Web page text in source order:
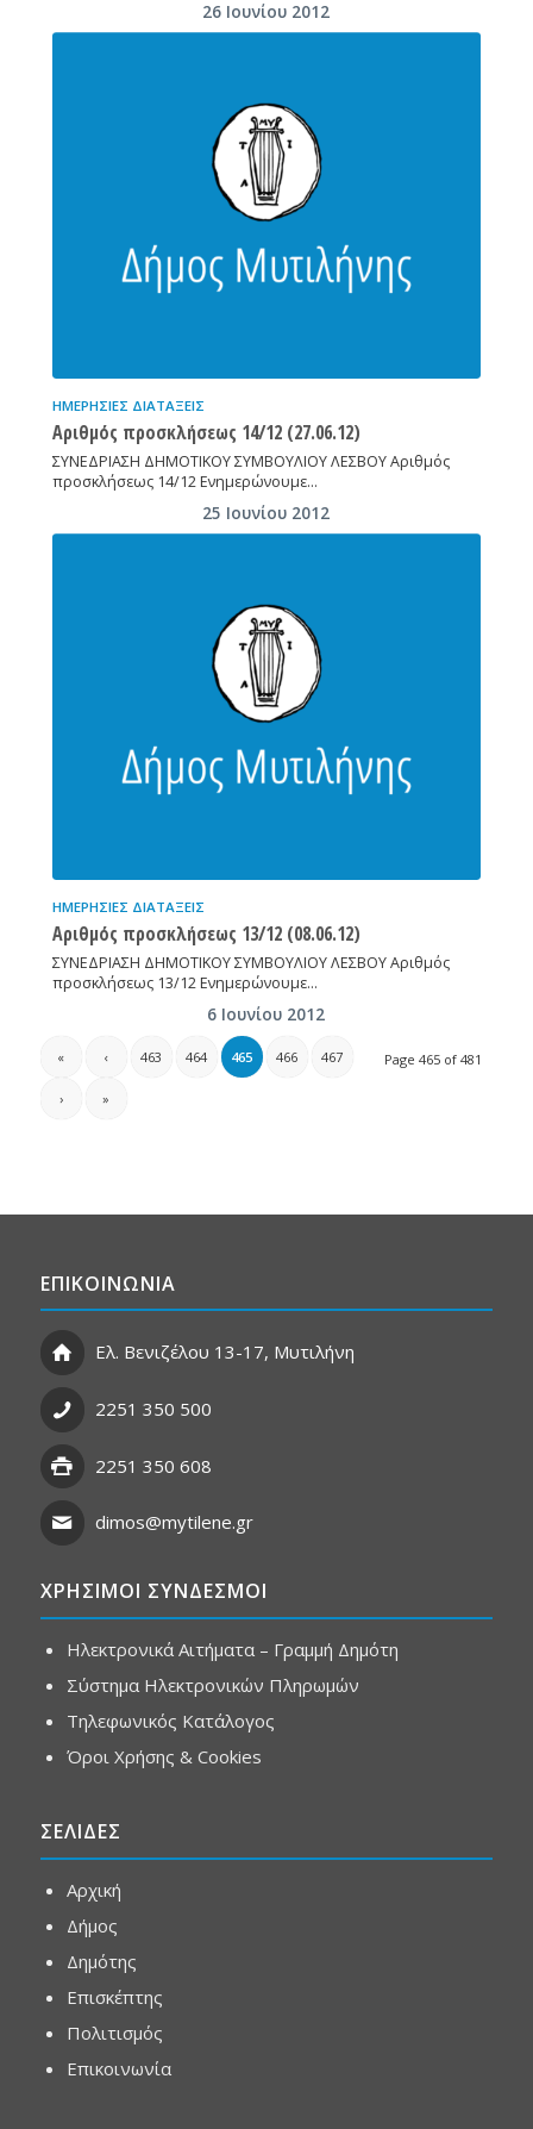
26 Ιουνίου 2012
ΗΜΕΡΉΣΙΕΣ ΔΙΑΤΆΞΕΙΣ
Αριθμός προσκλήσεως 14/12 (27.06.12)
ΣΥΝΕΔΡΙΑΣΗ ΔΗΜΟΤΙΚΟΥ ΣΥΜΒΟΥΛΙΟΥ ΛΕΣΒΟΥ Αριθμός
προσκλήσεως 14/12 Ενημερώνουμε…
25 Ιουνίου 2012
ΗΜΕΡΉΣΙΕΣ ΔΙΑΤΆΞΕΙΣ
Αριθμός προσκλήσεως 13/12 (08.06.12)
ΣΥΝΕΔΡΙΑΣΗ ΔΗΜΟΤΙΚΟΥ ΣΥΜΒΟΥΛΙΟΥ ΛΕΣΒΟΥ Αριθμός
προσκλήσεως 13/12 Ενημερώνουμε…
6 Ιουνίου 2012
Page 465 of 481
« ‹ 463 464 465 466 467
› »
ΕΠΙΚΟΙΝΩΝΙΑ
Ελ. Βενιζέλου 13-17, Μυτιλήνη
2251 350 500
2251 350 608
dimos@mytilene.gr
ΧΡΗΣΙΜΟΙ ΣΥΝΔΕΣΜΟΙ
Ηλεκτρονικά Αιτήματα – Γραμμή Δημότη
Σύστημα Ηλεκτρονικών Πληρωμών
Τηλεφωνικός Κατάλογος
Όροι Χρήσης & Cookies
ΣΕΛΙΔΕΣ
Αρχική
Δήμος
Δημότης
Επισκέπτης
Πολιτισμός
Επικοινωνία